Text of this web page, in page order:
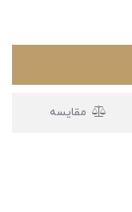
مقایسه